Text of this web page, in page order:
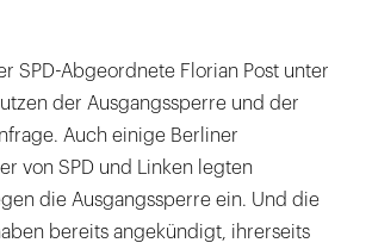
SPD-Abgeordnete Florian Post unter
der Ausgangssperre und der
Auch einige Berliner
von SPD und Linken legten
die Ausgangssperre ein. Und die
bereits angekündigt, ihrerseits